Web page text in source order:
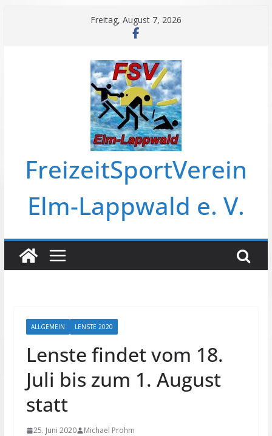
Freitag, August 7, 2026
FreizeitSportVerein
Elm-Lappwald e. V.
ALLGEMEIN LENSTE 2020
Lenste findet vom 18.
Juli bis zum 1. August
statt
25. Juni 2020 Michael Prohm